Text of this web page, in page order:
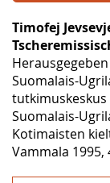
Timofej
Suomalais-
tutkimuskeskus
Suomalais-
Kotimaisten
Vammala 1995,